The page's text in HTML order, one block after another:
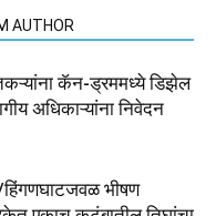
AUTHOR
कॅन-ड्रममध्ये डिझेल
अधिकाऱ्यांना निवेदन
भीषण